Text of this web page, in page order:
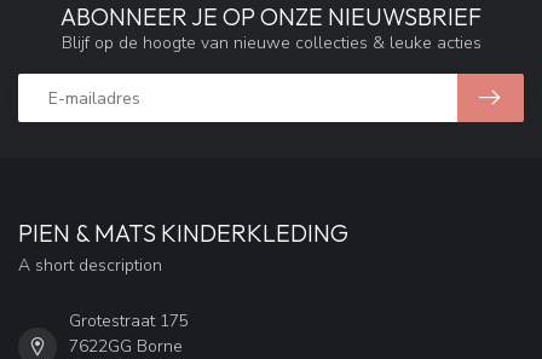
ABONNEER JE OP ONZE NIEUWSBRIEF
Blijf op de hoogte van nieuwe collecties & leuke acties
PIEN & MATS KINDERKLEDING
A short description
Grotestraat 175
7622GG Borne